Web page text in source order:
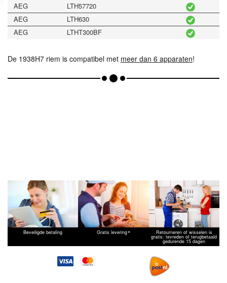
AEG
LTH57720
AEG
LTH630
AEG
LTHT300BF
De 1938H7 riem is compatibel met meer dan 6 apparaten!
Beveiligde betaling Gratis levering* Retourneren of wisselen is
gratis: tevreden of terugbetaald
gedurende 15 dagen